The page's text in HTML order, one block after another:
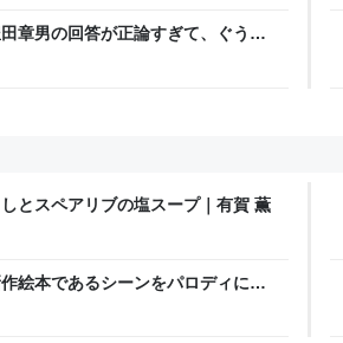
章男の回答が正論すぎて、ぐうの
とスペアリブの塩スープ｜有賀 薫
絵本であるシーンをパロディに使
とんでもないものが届いた